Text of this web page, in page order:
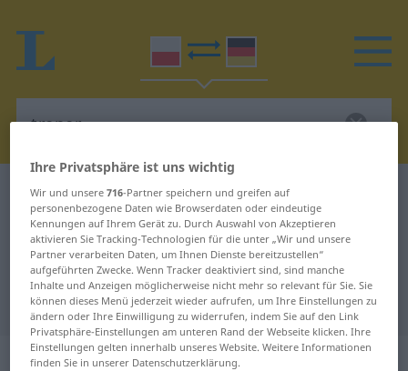
Polnisch-Deutsch Wörterbuch trener
Polnisch-Deutsch Übersetzung für
"trener"
"trener" Deutsch Übersetzung
„trener“: rodzaj męski
Ihre Privatsphäre ist uns wichtig
Wir und unsere716-Partner speichern und greifen auf
personenbezogene Daten wie Browserdaten oder eindeutige
Kennungen auf Ihrem Gerät zu. Durch Auswahl von Akzeptieren
aktivieren Sie Tracking-Technologien für die unter „Wir und unsere
Partner verarbeiten Daten, um Ihnen Dienste bereitzustellen“
aufgeführten Zwecke. Wenn Tracker deaktiviert sind, sind manche
Inhalte und Anzeigen möglicherweise nicht mehr so relevant für Sie. Sie
können dieses Menü jederzeit wieder aufrufen, um Ihre Einstellungen zu
ändern oder Ihre Einwilligung zu widerrufen, indem Sie auf den Link
Privatsphäre-Einstellungen am unteren Rand der Webseite klicken. Ihre
Einstellungen gelten innerhalb unseres Website. Weitere Informationen
finden Sie in unserer Datenschutzerklärung.